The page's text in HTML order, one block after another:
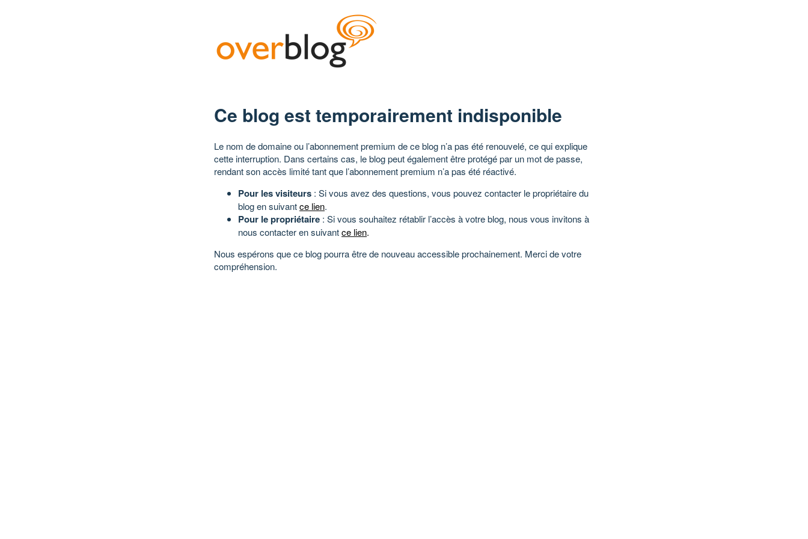
Ce blog est temporairement indisponible
Le nom de domaine ou l’abonnement premium de ce blog n’a pas été renouvelé, ce qui explique
cette interruption. Dans certains cas, le blog peut également être protégé par un mot de passe,
rendant son accès limité tant que l’abonnement premium n’a pas été réactivé.
Pour les visiteurs : Si vous avez des questions, vous pouvez contacter le propriétaire du
blog en suivantce lien.
Pour le propriétaire : Si vous souhaitez rétablir l’accès à votre blog, nous vous invitons à
nous contacter en suivantce lien.
Nous espérons que ce blog pourra être de nouveau accessible prochainement. Merci de votre
compréhension.